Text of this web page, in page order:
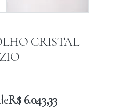
CRISTAL
R$ 6.043,33